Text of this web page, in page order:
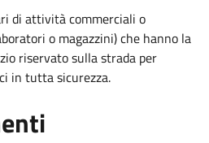
di attività commerciali o
o magazzini) che hanno la
riservato sulla strada per
in tutta sicurezza.